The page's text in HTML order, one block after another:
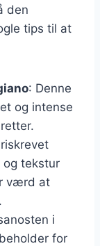
den
tips til at
: Denne
og intense
og tekstur
værd at
i
for